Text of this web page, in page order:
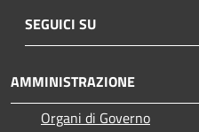
SEGUICI SU
AMMINISTRAZIONE
Organi di Governo